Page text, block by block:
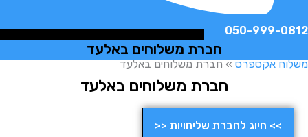
050-999-
חברת משלוחים באלעד
אקספרס»חברת משלוחים באלעד
חברת משלוחים באלעד
>> חיוג לחברת שליחויות <<